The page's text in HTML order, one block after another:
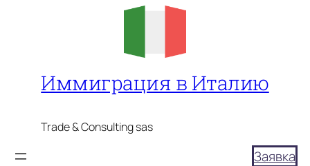
Иммиграция в Италию
Trade & Consulting sas
Заявка